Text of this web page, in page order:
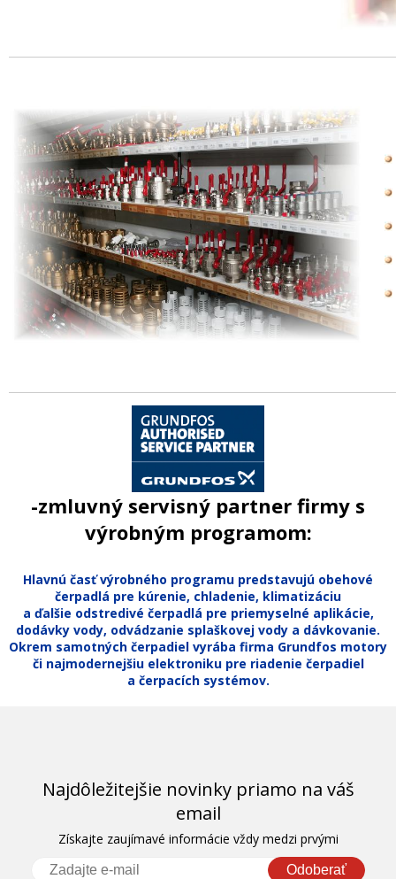
-zmluvný servisný partner firmy s
výrobným programom:
Hlavnú časť výrobného programu predstavujú obehové
čerpadlá pre kúrenie, chladenie, klimatizáciu
a ďalšie odstredivé čerpadlá pre priemyselné aplikácie,
dodávky vody, odvádzanie splaškovej vody a dávkovanie.
Okrem samotných čerpadiel vyrába firma Grundfos motory
či najmodernejšiu elektroniku pre riadenie čerpadiel
a čerpacích systémov.
Najdôležitejšie novinky priamo na váš
email
Získajte zaujímavé informácie vždy medzi prvými
Odoberať